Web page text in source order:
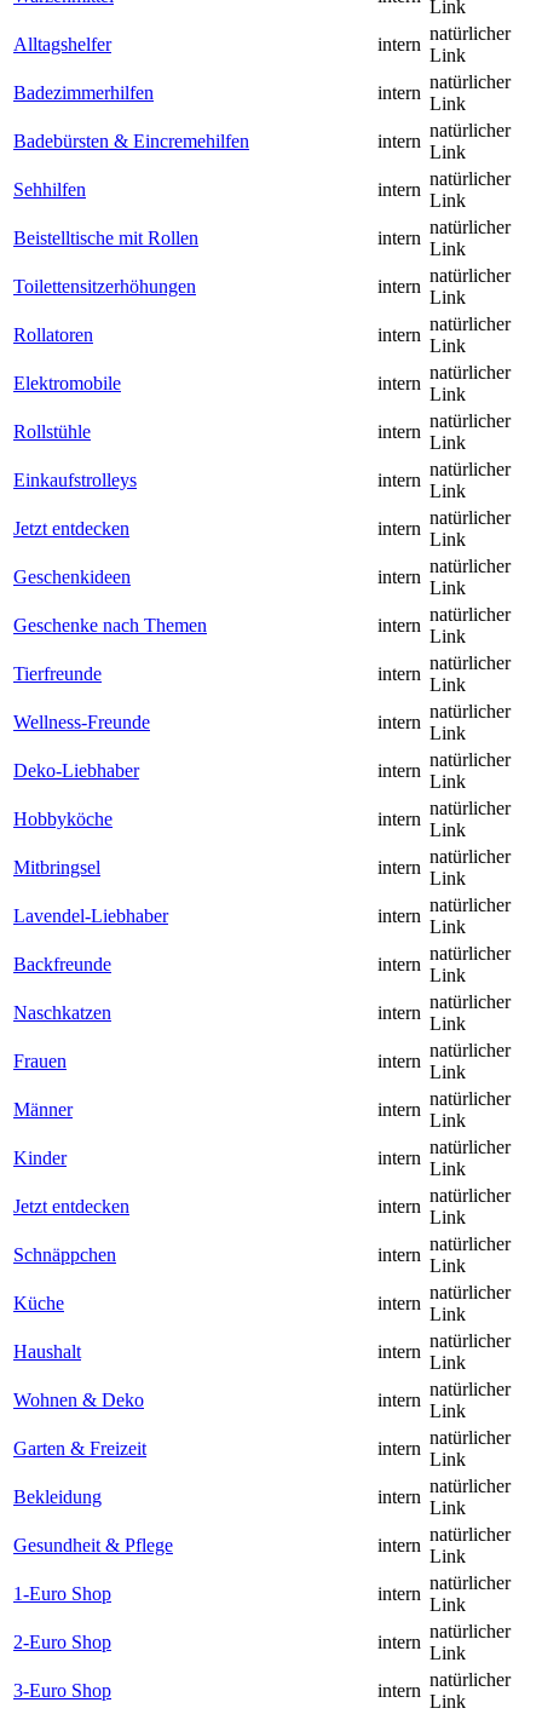
Link
Alltagshelfer
intern
natürlicher
Link
Badezimmerhilfen
intern
natürlicher
Link
Badebürsten & Eincremehilfen
intern
natürlicher
Link
Sehhilfen
intern
natürlicher
Link
Beistelltische mit Rollen
intern
natürlicher
Link
Toilettensitzerhöhungen
intern
natürlicher
Link
Rollatoren
intern
natürlicher
Link
Elektromobile
intern
natürlicher
Link
Rollstühle
intern
natürlicher
Link
Einkaufstrolleys
intern
natürlicher
Link
Jetzt entdecken
intern
natürlicher
Link
Geschenkideen
intern
natürlicher
Link
Geschenke nach Themen
intern
natürlicher
Link
Tierfreunde
intern
natürlicher
Link
Wellness-Freunde
intern
natürlicher
Link
Deko-Liebhaber
intern
natürlicher
Link
Hobbyköche
intern
natürlicher
Link
Mitbringsel
intern
natürlicher
Link
Lavendel-Liebhaber
intern
natürlicher
Link
Backfreunde
intern
natürlicher
Link
Naschkatzen
intern
natürlicher
Link
Frauen
intern
natürlicher
Link
Männer
intern
natürlicher
Link
Kinder
intern
natürlicher
Link
Jetzt entdecken
intern
natürlicher
Link
Schnäppchen
intern
natürlicher
Link
Küche
intern
natürlicher
Link
Haushalt
intern
natürlicher
Link
Wohnen & Deko
intern
natürlicher
Link
Garten & Freizeit
intern
natürlicher
Link
Bekleidung
intern
natürlicher
Link
Gesundheit & Pflege
intern
natürlicher
Link
1-Euro Shop
intern
natürlicher
Link
2-Euro Shop
intern
natürlicher
Link
3-Euro Shop
intern
natürlicher
Link